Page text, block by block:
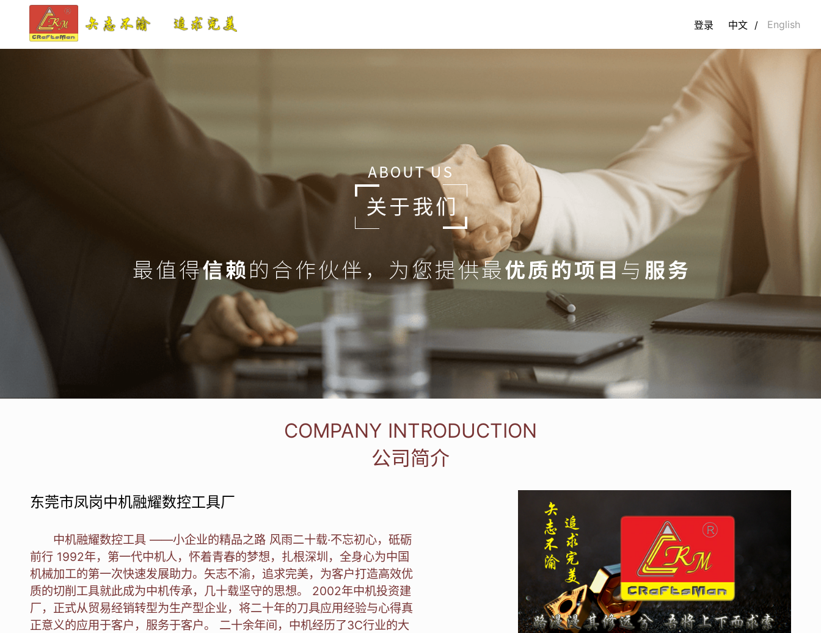
登录 中文 / English
COMPANY INTRODUCTION
公司简介
东莞市凤岗中机融耀数控工具厂
中机融耀数控工具 ——小企业的精品之路 风雨二十载·不忘初心，砥砺
前行 1992年，第一代中机人，怀着青春的梦想，扎根深圳，全身心为中国
机械加工的第一次快速发展助力。矢志不渝，追求完美，为客户打造高效优
质的切削工具就此成为中机传承，几十载坚守的思想。 2002年中机投资建
厂，正式从贸易经销转型为生产型企业，将二十年的刀具应用经验与心得真
正意义的应用于客户，服务于客户。 二十余年间，中机经历了3C行业的大